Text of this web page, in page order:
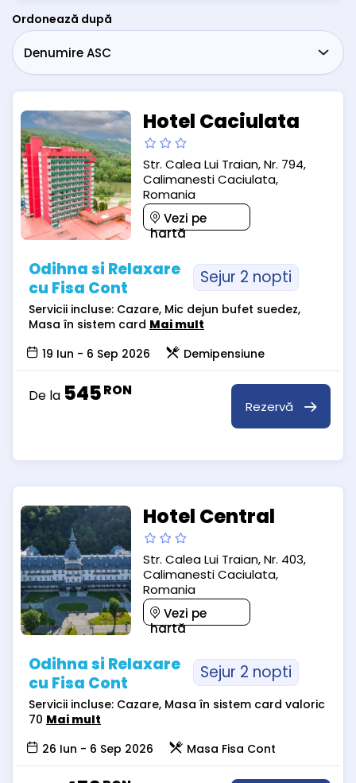
Ordonează după
Hotel Caciulata
Str. Calea Lui Traian, Nr. 794,
Calimanesti Caciulata,
Romania
Vezi pe
hartă
Odihna si Relaxare
cu Fisa Cont
Sejur 2 nopti
Servicii incluse: Cazare, Mic dejun bufet suedez,
Masa în sistem card Mai mult
19 Iun - 6 Sep 2026
Demipensiune
De la 545RON
Rezervă
Hotel Central
Str. Calea Lui Traian, Nr. 403,
Calimanesti Caciulata,
Romania
Vezi pe
hartă
Odihna si Relaxare
cu Fisa Cont
Sejur 2 nopti
Servicii incluse: Cazare, Masa în sistem card valoric
70 Mai mult
26 Iun - 6 Sep 2026
Masa Fisa Cont